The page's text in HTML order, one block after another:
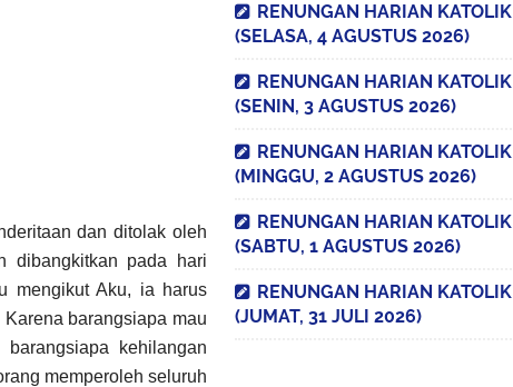
dan ditolak oleh
dibangkitkan pada hari
mengikut Aku, ia harus
barangsiapa mau
kehilangan
memperoleh seluruh
RENUNGAN HARIAN KATOLIK
(SELASA, 4 AGUSTUS 2026)
RENUNGAN HARIAN KATOLIK
(SENIN, 3 AGUSTUS 2026)
RENUNGAN HARIAN KATOLIK
(MINGGU, 2 AGUSTUS 2026)
RENUNGAN HARIAN KATOLIK
(SABTU, 1 AGUSTUS 2026)
RENUNGAN HARIAN KATOLIK
(JUMAT, 31 JULI 2026)